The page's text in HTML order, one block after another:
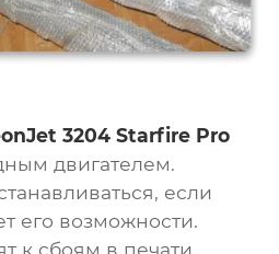
3204 Starfire Pro
двигателем.
если
его возможности.
к сбоям в печати.